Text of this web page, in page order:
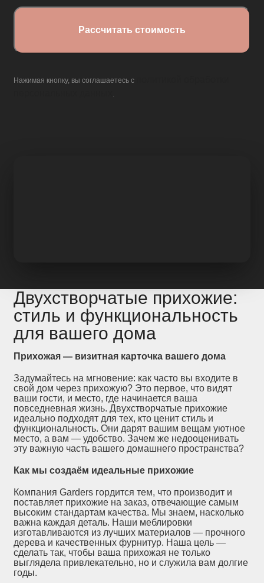
Нажимая кнопку, вы соглашаетесь с
.
Двухстворчатые прихожие:
стиль и функциональность
для вашего дома
Прихожая — визитная карточка вашего дома
Задумайтесь на мгновение: как часто вы входите в
свой дом через прихожую? Это первое, что видят
ваши гости, и место, где начинается ваша
повседневная жизнь. Двухстворчатые прихожие
идеально подходят для тех, кто ценит стиль и
функциональность. Они дарят вашим вещам уютное
место, а вам — удобство. Зачем же недооценивать
эту важную часть вашего домашнего пространства?
Как мы создаём идеальные прихожие
Компания Garders гордится тем, что производит и
поставляет прихожие на заказ, отвечающие самым
высоким стандартам качества. Мы знаем, насколько
важна каждая деталь. Наши меблировки
изготавливаются из лучших материалов — прочного
дерева и качественных фурнитур. Наша цель —
сделать так, чтобы ваша прихожая не только
выглядела привлекательно, но и служила вам долгие
годы.